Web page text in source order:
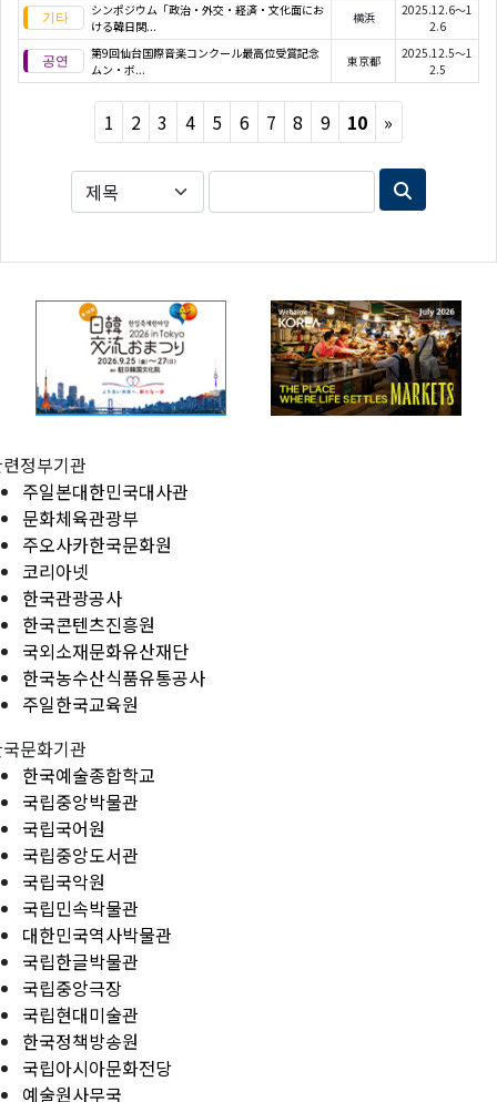
シンポジウム「政治・外交・経済・文化面にお
ける韓日関...
横浜
2025.12.6～1
2.6
第9回仙台国際音楽コンクール最高位受賞記念
ムン・ボ...
東京都
2025.12.5～1
2.5
1 2 3 4 5 6 7 8 9 10 »
정부기관
주일본대한민국대사관
문화체육관광부
주오사카한국문화원
코리아넷
한국관광공사
한국콘텐츠진흥원
국외소재문화유산재단
한국농수산식품유통공사
주일한국교육원
문화기관
한국예술종합학교
국립중앙박물관
국립국어원
국립중앙도서관
국립국악원
국립민속박물관
대한민국역사박물관
국립한글박물관
국립중앙극장
국립현대미술관
한국정책방송원
국립아시아문화전당
예술원사무국